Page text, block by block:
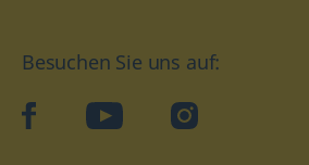
Besuchen Sie uns auf:
facebookYouTube Instagram